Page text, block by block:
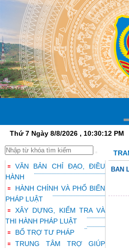
Thứ 7 Ngày 8/8/2026 , 10:30:13 PM
VĂN BẢN CHỈ ĐẠO, ĐIỀU
HÀNH
HÀNH CHÍNH VÀ PHỔ BIẾN
PHÁP LUẬT
XÂY DỰNG, KIỂM TRA VÀ
THI HÀNH PHÁP LUẬT
BỔ TRỢ TƯ PHÁP
TRUNG TÂM TRỢ GIÚP
BAN